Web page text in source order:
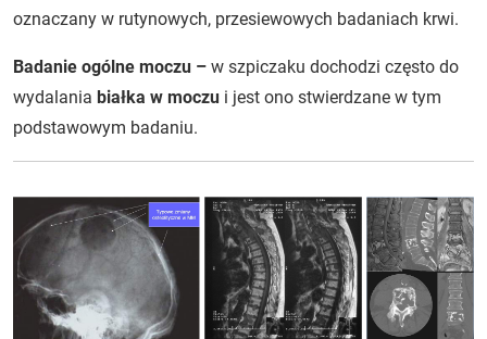
oznaczany w rutynowych, przesiewowych badaniach krwi.
Badanie ogólne moczu – w szpiczaku dochodzi często do
wydalania białka w moczu i jest ono stwierdzane w tym
podstawowym badaniu.